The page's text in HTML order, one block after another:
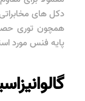
دکل های
همچون توری
پایه فنس مورد